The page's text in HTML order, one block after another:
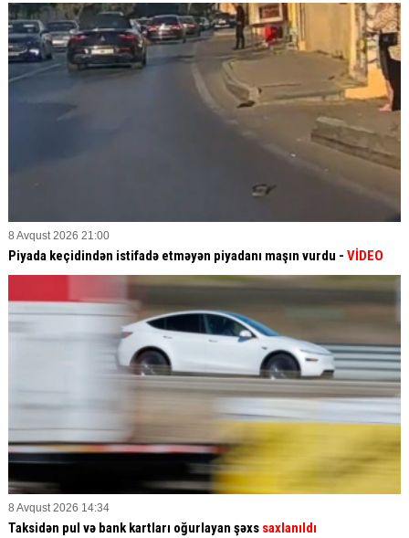
8 Avqust 2026 21:00
Piyada keçidindən istifadə etməyən piyadanı maşın vurdu - VİDEO
8 Avqust 2026 14:34
Taksidən pul və bank kartları oğurlayan şəxs saxlanıldı